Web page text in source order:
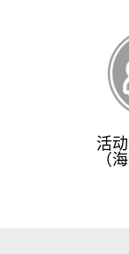
活
（